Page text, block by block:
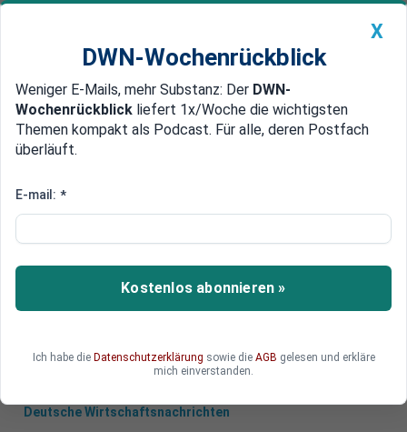
Newsticker MEIN DWN: Geldanlage Premium
Edelmetalle DWN-Magazin China
Rheinmetall-Aktie crasht: Wie
Milliarden-Schock für Rheinmetall: Berlin stoppt
das größte deutsche Kriegsschiff-Projekt seit
dem Zweiten Weltkrieg. Die Aktie stürzt ab und
Deutsche Wirtschaftsnachrichten
X
DWN-Wochenrückblick
Weniger E-Mails, mehr Substanz: Der DWN-
Wochenrückblick liefert 1x/Woche die wichtigsten
Themen kompakt als Podcast. Für alle, deren Postfach
überläuft.
E-mail: *
Kostenlos abonnieren »
Ich habe die Datenschutzerklärung sowie die AGB gelesen und erkläre
mich einverstanden.